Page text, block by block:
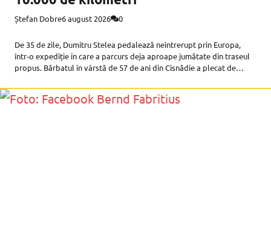
Ștefan Dobre6 august 2026 0
De 35 de zile, Dumitru Stelea pedalează neîntrerupt prin Europa,
într-o expediție în care a parcurs deja aproape jumătate din traseul
propus. Bărbatul în vârstă de 57 de ani din Cisnădie a plecat de